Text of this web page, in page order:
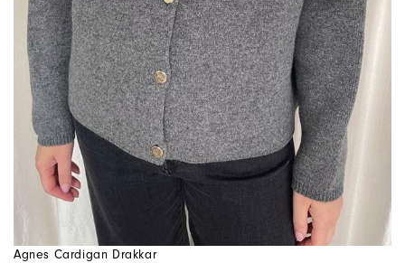
Agnes Cardigan Drakkar